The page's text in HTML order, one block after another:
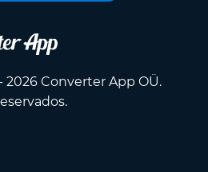
2026 Converter App OÜ.